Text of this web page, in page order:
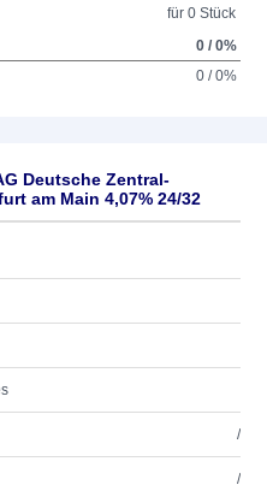
für 0 Stück
0 / 0%
0 / 0%
Deutsche Zentral-
am Main 4,07% 24/32
/
/